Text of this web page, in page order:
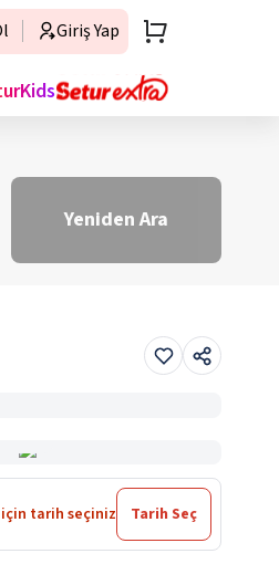
Giriş Yap
Yeniden Ara
tarih seçiniz Tarih Seç